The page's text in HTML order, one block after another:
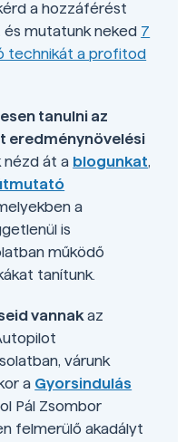
a hozzáférést
és mutatunk neked 7
technikát a profitod
tanulni az
eredménynövelési
nézd át a blogunkat,
a
is
működő
tanítunk.
vannak az
várunk
a Gyorsindulás
Pál Zsombor
felmerülő akadályt